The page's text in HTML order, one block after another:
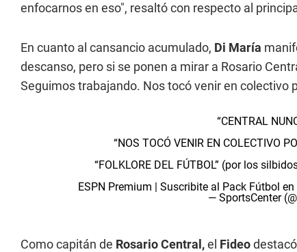
enfocarnos en eso", resaltó con respecto al
En cuanto al cansancio acumulado, Di María
descanso, pero si se ponen a mirar a Rosario
Seguimos trabajando. Nos tocó venir en colectivo
“CENTRAL
“NOS TOCÓ VENIR EN COLECTIVO
“FOLKLORE DEL FÚTBOL” (por los
ESPN Premium | Suscribite al Pack Fútbol en
— SportsCenter
Como capitán de Rosario Central,el Fideo